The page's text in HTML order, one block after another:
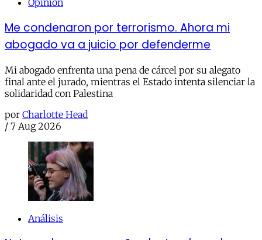
Opinión
Me condenaron por terrorismo. Ahora mi
abogado va a juicio por defenderme
Mi abogado enfrenta una pena de cárcel por su alegato
final ante el jurado, mientras el Estado intenta silenciar la
solidaridad con Palestina
por Charlotte Head
/ 7 Aug 2026
Análisis